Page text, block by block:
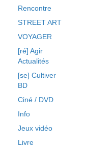
Rencontre
STREET ART
VOYAGER
[ré] Agir
Actualités
[se] Cultiver
BD
Ciné / DVD
Info
Jeux vidéo
Livre